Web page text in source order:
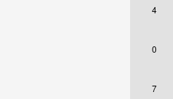
4
0
7